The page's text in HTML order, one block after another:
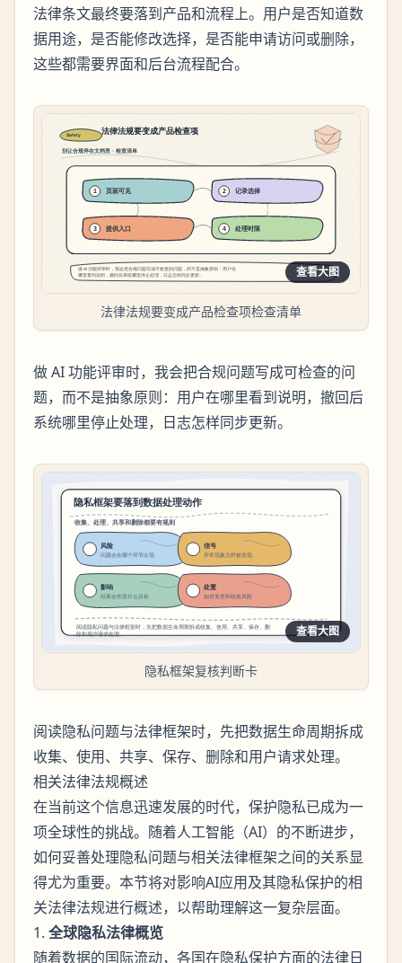
法律条文最终要落到产品和流程上。用户是否知道数
据用途，是否能修改选择，是否能申请访问或删除，
这些都需要界面和后台流程配合。
查看大图
法律法规要变成产品检查项检查清单
做 AI 功能评审时，我会把合规问题写成可检查的问
题，而不是抽象原则：用户在哪里看到说明，撤回后
系统哪里停止处理，日志怎样同步更新。
查看大图
隐私框架复核判断卡
阅读隐私问题与法律框架时，先把数据生命周期拆成
收集、使用、共享、保存、删除和用户请求处理。
相关法律法规概述
在当前这个信息迅速发展的时代，保护隐私已成为一
项全球性的挑战。随着人工智能（AI）的不断进步，
如何妥善处理隐私问题与相关法律框架之间的关系显
得尤为重要。本节将对影响AI应用及其隐私保护的相
关法律法规进行概述，以帮助理解这一复杂层面。
1. 全球隐私法律概览
随着数据的国际流动，各国在隐私保护方面的法律日